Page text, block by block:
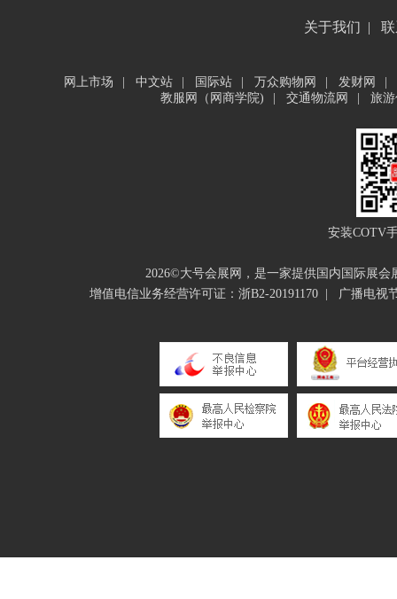
关于我们 |
网上市场 中文站 国际站 万众购物网 发财网
教服网（网商学院)
交通物流网 旅
安装COTV
2026©大号会展网，是一家提供国内国际展
增值电信业务经营许可证：浙B2-20191170
广播电视